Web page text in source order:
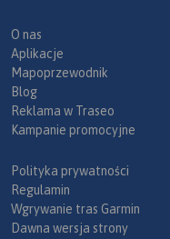
O nas
Aplikacje
Mapoprzewodnik
Blog
Reklama w Traseo
Kampanie promocyjne
Polityka prywatności
Regulamin
Wgrywanie tras Garmin
Dawna wersja strony